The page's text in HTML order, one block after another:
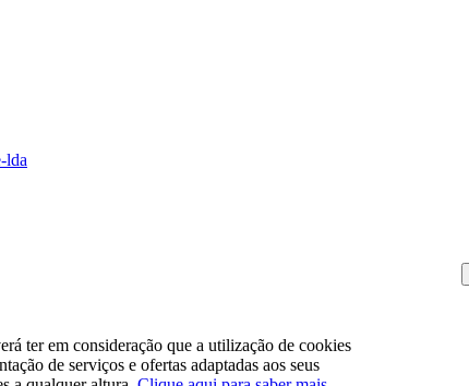
lda
ter em consideração que a utilização de cookies
de serviços e ofertas adaptadas aos seus